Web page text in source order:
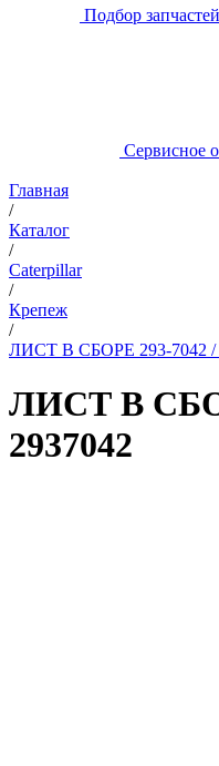
Подбор запчастей
Сервисное
Главная
/
Каталог
/
Caterpillar
/
Крепеж
/
ЛИСТ В СБОРЕ 293-7042 /
ЛИСТ В
2937042